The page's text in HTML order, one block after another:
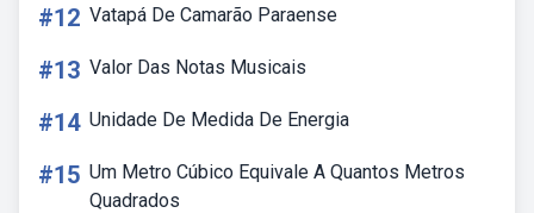
#12 Vatapá De Camarão Paraense
#13 Valor Das Notas Musicais
#14 Unidade De Medida De Energia
#15 Um Metro Cúbico Equivale A Quantos Metros
Quadrados